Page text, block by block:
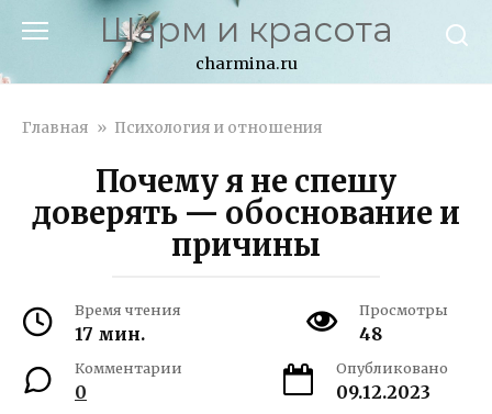
Шарм и красота
charmina.ru
Главная » Психология и отношения
Почему я не спешу
доверять — обоснование и
причины
Время чтения
17 мин.
Просмотры
48
Комментарии
0
Опубликовано
09.12.2023